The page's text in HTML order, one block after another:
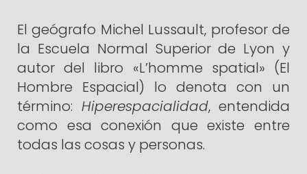
El geógrafo Michel Lussault, profesor de
la Escuela Normal Superior de Lyon y
autor del libro «L’homme spatial» (El
Hombre Espacial) lo denota con un
término: Hiperespacialidad, entendida
como esa conexión que existe entre
todas las cosas y personas.